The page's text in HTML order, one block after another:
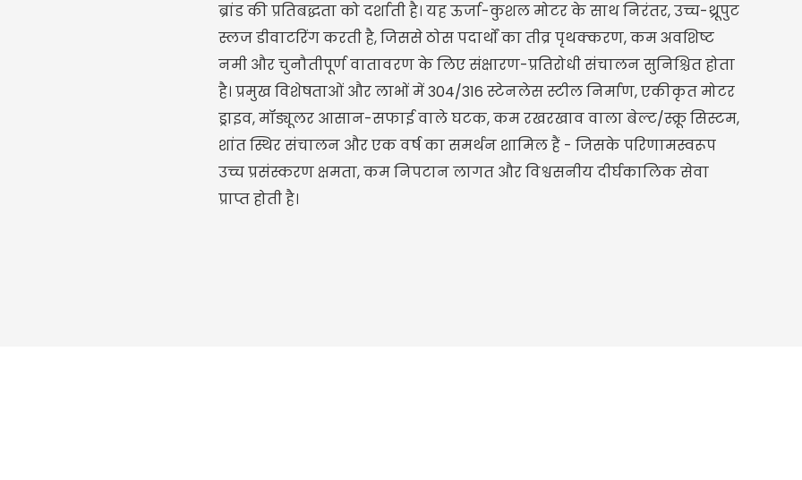
ब्रांड की प्रतिबद्धता को दर्शाती है। यह ऊर्जा-कुशल मोटर के साथ निरंतर, उच्च-थ्रूपुट
स्लज डीवाटरिंग करती है, जिससे ठोस पदार्थों का तीव्र पृथक्करण, कम अवशिष्ट
नमी और चुनौतीपूर्ण वातावरण के लिए संक्षारण-प्रतिरोधी संचालन सुनिश्चित होता
है। प्रमुख विशेषताओं और लाभों में 304/316 स्टेनलेस स्टील निर्माण, एकीकृत मोटर
ड्राइव, मॉड्यूलर आसान-सफाई वाले घटक, कम रखरखाव वाला बेल्ट/स्क्रू सिस्टम,
शांत स्थिर संचालन और एक वर्ष का समर्थन शामिल हैं - जिसके परिणामस्वरूप
उच्च प्रसंस्करण क्षमता, कम निपटान लागत और विश्वसनीय दीर्घकालिक सेवा
प्राप्त होती है।